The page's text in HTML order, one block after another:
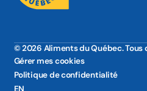
© 2026 Aliments du Québec. Tous
Gérer mes cookies
Politique de confidentialité
EN